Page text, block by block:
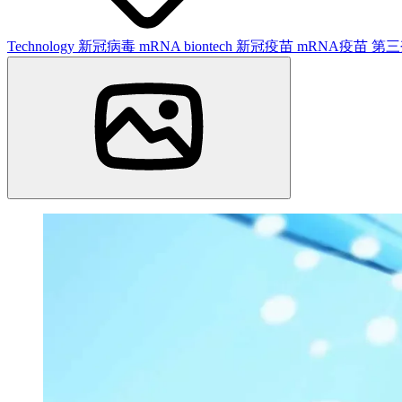
Technology 新冠病毒 mRNA biontech 新冠疫苗 mRNA疫苗 第